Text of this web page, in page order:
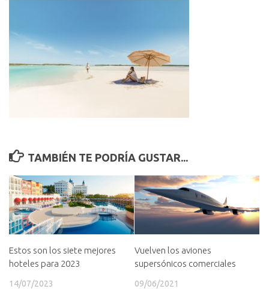
TAMBIÉN TE PODRÍA GUSTAR...
Estos son los siete mejores
hoteles para 2023
14/07/2023
Vuelven los aviones
supersónicos comerciales
09/06/2021